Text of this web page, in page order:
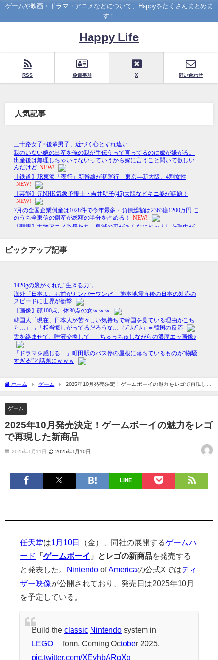
ゲームや映画・ドラマ・アニメなどについて、Happyをたくさんまとめま
す！
Happy Life
RSS 免責事項 X 問い合わせ
人気記事
ピックアップ記事
ホーム ゲーム
2025年10月発売決定！ゲームボーイの魅力をレゴで再現した
新商品
ゲーム
2025年10月発売決定！ゲームボーイの魅力をレゴ
で再現した新商品
2025年1月11日 2025年1月10日
LINE
任天堂は1月10日 （金）、同社の展開するゲームハ
ード
「 ゲームボーイ 」とレゴの新商品を発売する
と発表した。
Nintendo of Americaの公式Xではティ
ザー映像が公開されており、発売日は2025年10月
を予定している。
Build the classic Nintendo system in
LEGO ® form. Coming October 2025.
pic.twitter.com/XEyhbARqXq